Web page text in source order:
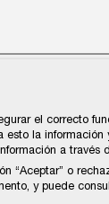
el correcto
la
a través
“Aceptar” o
y puede